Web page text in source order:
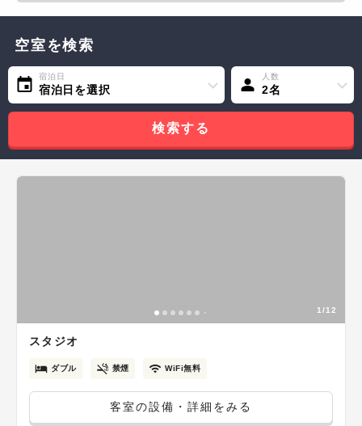
空室を検索
宿泊日
宿泊日を選択
人数
2名
検索する
1/12
スタジオ
ダブル 禁煙 WiFi無料
客室の設備・詳細をみる